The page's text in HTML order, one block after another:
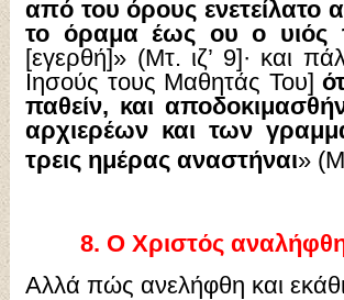
από του όρους ενετείλατο
το όραμα έως ου ο υιός
[εγερθή]» (Μτ. ιζ’ 9]· και
Ιησούς τους Μαθητάς Του]
παθείν, και
αρχιερέων και των
τρεις ημέρας αναστήναι»
8. Ο Χριστός
Αλλά πώς ανελήφθη και